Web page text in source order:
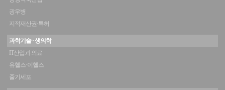
광우병
지적재산권·특허
과학기술 · 생의학
IT산업과 의료
유헬스·이헬스
줄기세포